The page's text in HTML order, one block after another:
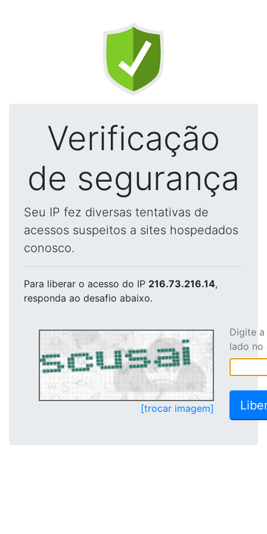
Verificação
de segurança
Seu IP fez diversas tentativas de
acessos suspeitos a sites hospedados
conosco.
Para liberar o acesso do IP 216.73.216.14,
responda ao desafio abaixo.
[trocar imagem]
Digite
lado no